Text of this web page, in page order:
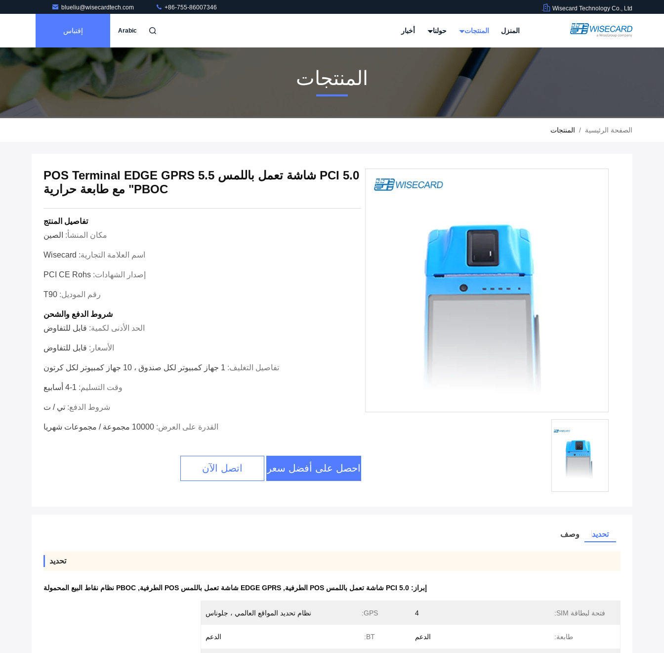
Wisecard Technology Co., Ltd.
blueliu@wisecardtech.com +86-755-86007346
المنزل المنتجات حولنا أخبار Arabic إقتباس
المنتجات
الصفحة الرئيسية / المنتجات
PCI 5.0 شاشة تعمل باللمس POS Terminal EDGE GPRS 5.5
"PBOC مع طابعة حرارية
تفاصيل المنتج
مكان المنشأ: الصين
اسم العلامة التجارية: Wisecard
إصدار الشهادات: PCI CE Rohs
رقم الموديل: T90
شروط الدفع والشحن
الحد الأدنى لكمية: قابل للتفاوض
الأسعار: قابل للتفاوض
تفاصيل التغليف: 1 جهاز كمبيوتر لكل صندوق ، 10 جهاز كمبيوتر لكل كرتون
وقت التسليم: 1-4 أسابيع
شروط الدفع: تي / ت
القدرة على العرض: 10000 مجموعة / مجموعات شهريا
احصل على أفضل سعر اتصل الآن
تحديد وصف
تحديد
إبراز: PCI 5.0 شاشة تعمل باللمس POS الطرفية , EDGE GPRS شاشة تعمل باللمس POS الطرفية , PBOC نظام نقاط البيع المحمولة
فتحة لبطاقة SIM: 4
GPS: نظام تحديد المواقع العالمي ، جلوناس
طابعة: الدعم BT: الدعم